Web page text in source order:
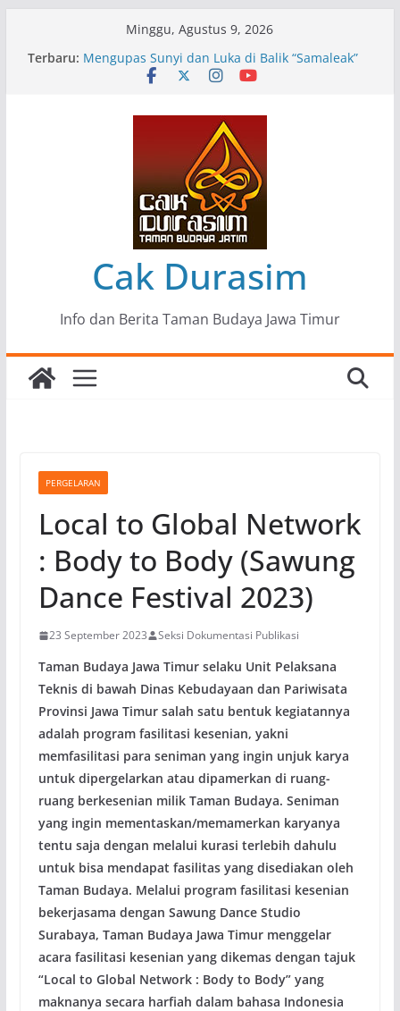
Minggu, Agustus 9, 2026
Terbaru: Pameran Lukisan Komunitas Patria Seni Rupa
Kota Blitar : Ketika “Bergerak” Menjadi Mantra
Perlawanan
Menjaga Marwah Seni dan Budaya: Catatan
Kunjungan Kerja Ir. Bambang Haryo Soekartono
(BHS) Anggota DPR RI ke Taman Budaya Jawa
Pameran Tunggal 35 Karya Agus Koecink
“Tumbang Tambang”, Ungkapan Kritis Tentang
Derita Pekerja Pertambangan
Cak Durasim
Info dan Berita Taman Budaya Jawa Timur
PERGELARAN
Local to Global Network
: Body to Body (Sawung
Dance Festival 2023)
23 September 2023 Seksi Dokumentasi Publikasi
Taman Budaya Jawa Timur selaku Unit Pelaksana
Teknis di bawah Dinas Kebudayaan dan Pariwisata
Provinsi Jawa Timur salah satu bentuk kegiatannya
adalah program fasilitasi kesenian, yakni
memfasilitasi para seniman yang ingin unjuk karya
untuk dipergelarkan atau dipamerkan di ruang-
ruang berkesenian milik Taman Budaya. Seniman
yang ingin mementaskan/memamerkan karyanya
tentu saja dengan melalui kurasi terlebih dahulu
untuk bisa mendapat fasilitas yang disediakan oleh
Taman Budaya. Melalui program fasilitasi kesenian
bekerjasama dengan Sawung Dance Studio
Surabaya, Taman Budaya Jawa Timur menggelar
acara fasilitasi kesenian yang dikemas dengan tajuk
“Local to Global Network : Body to Body” yang
maknanya secara harfiah dalam bahasa Indonesia